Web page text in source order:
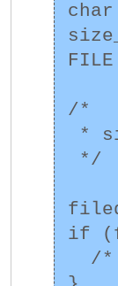
/*
if